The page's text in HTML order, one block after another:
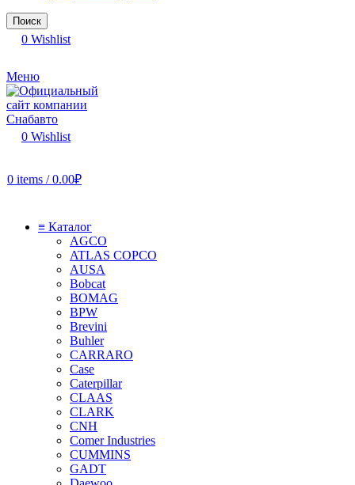
Поиск
0 Wishlist
Меню
0 Wishlist
0 items / 0.00₽
≡ Каталог
AGCO
ATLAS COPCO
AUSA
Bobcat
BOMAG
BPW
Brevini
Buhler
CARRARO
Case
Caterpillar
CLAAS
CLARK
CNH
Comer Industries
CUMMINS
GADT